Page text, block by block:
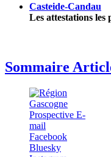
Casteide-Candau
Les attestations
Sommaire